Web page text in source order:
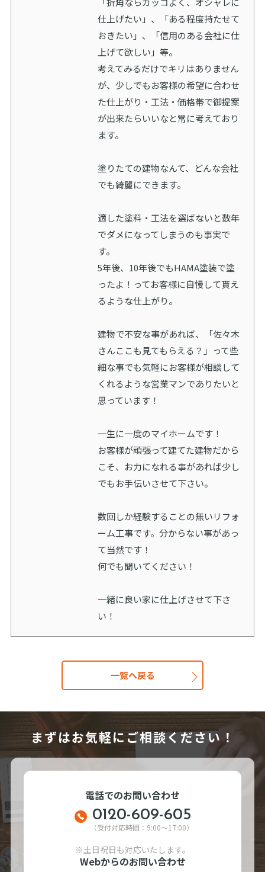
仕上げたい」、「ある程度持たせて
おきたい」、「信用のある会社に仕
上げて欲しい」等。
考えてみるだけでキリはありません
が、少しでもお客様の希望に合わせ
た仕上がり・工法・価格帯で御提案
が出来たらいいなと常に考えており
ます。
塗りたての建物なんて、どんな会社
でも綺麗にできます。
適した塗料・工法を選ばないと数年
でダメになってしまうのも事実で
す。
5年後、10年後でもHAMA塗装で塗
ったよ！ってお客様に自慢して貰え
るような仕上がり。
建物で不安な事があれば、「佐々木
さんここも見てもらえる？」って些
細な事でも気軽にお客様が相談して
くれるような営業マンでありたいと
思っています！
一生に一度のマイホームです！
お客様が頑張って建てた建物だから
こそ、お力になれる事があれば少し
でもお手伝いさせて下さい。
数回しか経験することの無いリフォ
ーム工事です。分からない事があっ
て当然です！
何でも聞いてください！
一緒に良い家に仕上げさせて下さ
い！
一覧へ戻る
まずはお気軽にご相談ください！
電話でのお問い合わせ
0120-609-605
（受付対応時間：9:00～17:00）
※土日祝日も対応いたします。
Webからのお問い合わせ